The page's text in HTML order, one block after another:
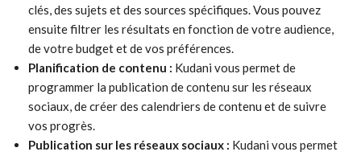
clés, des sujets et des sources spécifiques. Vous pouvez
ensuite filtrer les résultats en fonction de votre audience,
de votre budget et de vos préférences.
Planification de contenu : Kudani vous permet de
programmer la publication de contenu sur les réseaux
sociaux, de créer des calendriers de contenu et de suivre
vos progrès.
Publication sur les réseaux sociaux : Kudani vous permet